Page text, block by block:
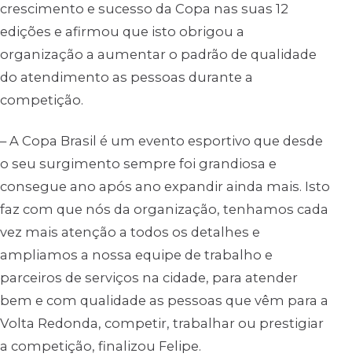
crescimento e sucesso da Copa nas suas 12
edições e afirmou que isto obrigou a
organização a aumentar o padrão de qualidade
do atendimento as pessoas durante a
competição.
– A Copa Brasil é um evento esportivo que desde
o seu surgimento sempre foi grandiosa e
consegue ano após ano expandir ainda mais. Isto
faz com que nós da organização, tenhamos cada
vez mais atenção a todos os detalhes e
ampliamos a nossa equipe de trabalho e
parceiros de serviços na cidade, para atender
bem e com qualidade as pessoas que vêm para a
Volta Redonda, competir, trabalhar ou prestigiar
a competição, finalizou Felipe.